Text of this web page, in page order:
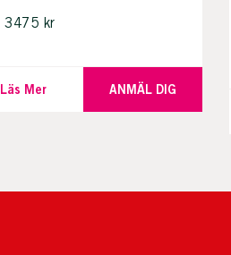
3475 kr
Läs Mer ANMÄL DIG